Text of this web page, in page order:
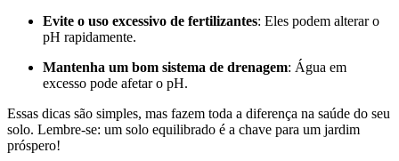
Evite o uso excessivo de fertilizantes: Eles podem alterar o
pH rapidamente.
Mantenha um bom sistema de drenagem: Água em
excesso pode afetar o pH.
Essas dicas são simples, mas fazem toda a diferença na saúde do seu
solo. Lembre-se: um solo equilibrado é a chave para um jardim
próspero!